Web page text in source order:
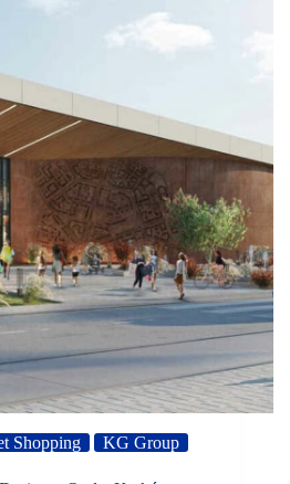
Shopping
KG Group